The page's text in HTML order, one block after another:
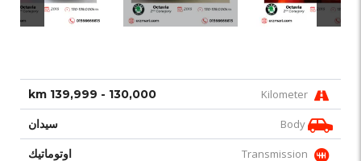
130,000 - 139,999 km
سيدان
اوتوماتيك